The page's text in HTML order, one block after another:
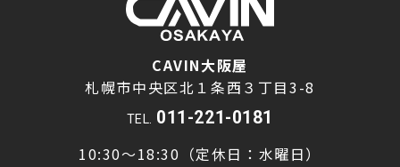
CAVIN大阪屋
札幌市中央区北１条西３丁目3-8
TEL. 011-221-0181
10:30～18:30（定休日：水曜日）